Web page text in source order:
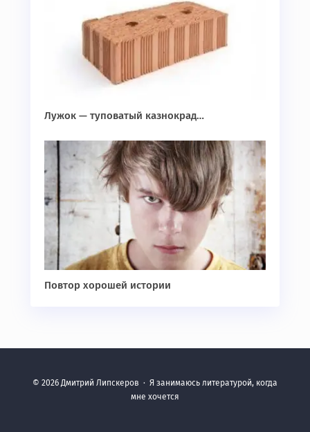
Лужок — туповатый казнокрад…
Повтор хорошей истории
© 2026 Дмитрий Липскеров · Я занимаюсь литературой, когда
мне хочется